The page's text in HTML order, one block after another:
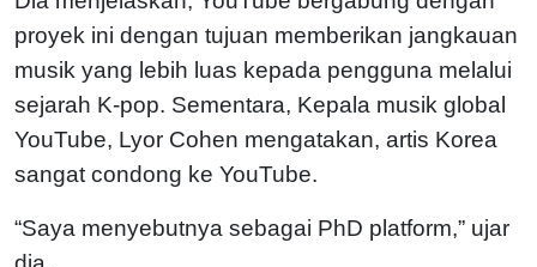
proyek ini dengan tujuan memberikan jangkauan
musik yang lebih luas kepada pengguna melalui
sejarah K-pop. Sementara, Kepala musik global
YouTube, Lyor Cohen mengatakan, artis Korea
sangat condong ke YouTube.
“Saya menyebutnya sebagai PhD platform,” ujar